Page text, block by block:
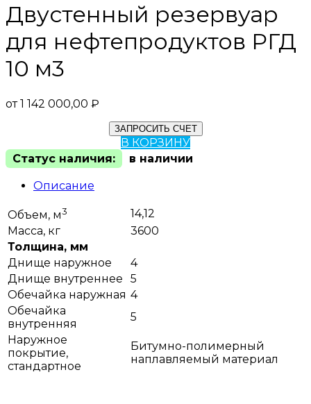
Двустенный резервуар
для нефтепродуктов РГД
10 м3
от1 142 000,00 ₽
ЗАПРОСИТЬ СЧЕТ
В КОРЗИНУ
Статус наличия:
в наличии
Описание
Объем, м3
14,12
Масса, кг
3600
Толщина, мм
Днище наружное
4
Днище внутреннее
5
Обечайка наружная 4
Обечайка
внутренняя
5
Наружное
покрытие,
стандартное
Битумно-полимерный
наплавляемый материал